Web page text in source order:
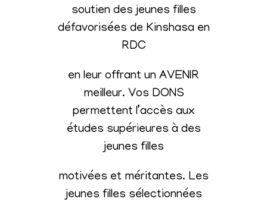
soutien des jeunes filles
défavorisées de Kinshasa en
RDC
en leur offrant un AVENIR
meilleur. Vos DONS
permettent l’accès aux
études supérieures à des
jeunes filles
motivées et méritantes. Les
jeunes filles sélectionnées